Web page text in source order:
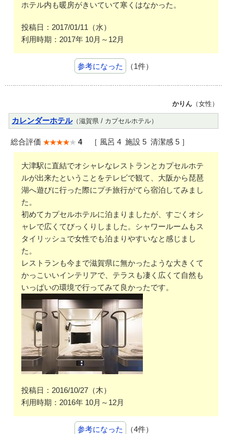
ホテル内も暖房がきいていて寒くはなかった。
投稿日：2017/01/11（水）
利用時期：2017年 10月～12月
参考になった （1件）
かりん （女性）
カレンダーホテル（滋賀県 / カプセルホテル）
総合評価 4［ 風呂 4 施設 5 清潔感 5 ］
大津駅に直結でオシャレなレストランとカプセルホテ
ルが出来たということをテレビで観て、大阪から琵琶
湖へ遊びに行った際にプチ旅行がてら宿泊してみまし
た。
初めてカプセルホテルに泊まりましたが、すごくオシ
ャレで広くてびっくりしました。シャワールームもス
タイリッシュで女性でも泊まりやすいなと感じまし
た。
レストランも今まで滋賀県に無かったような大きくて
かっこいいインテリアで、テラスも凄く広くて自然も
いっぱいの環境で行ってみて良かったです。
投稿日：2016/10/27（木）
利用時期：2016年 10月～12月
参考になった （4件）